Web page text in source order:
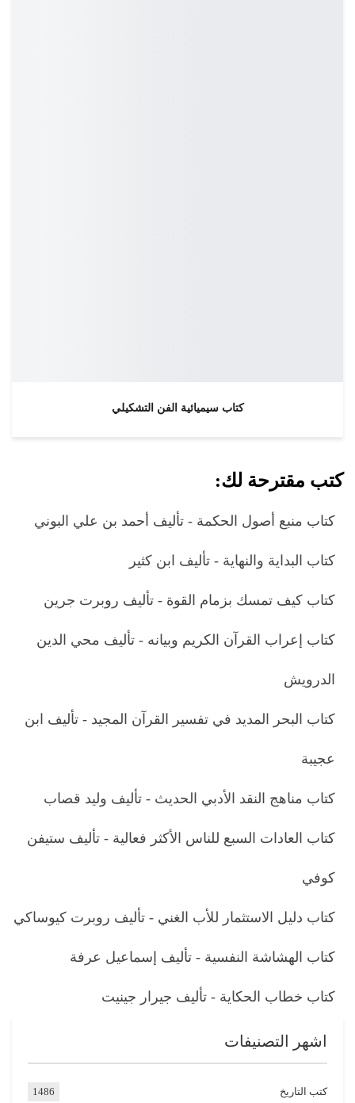
كتاب سيميائية الفن التشكيلي
كتب مقترحة لك:
كتاب منبع أصول الحكمة - تأليف أحمد بن علي البوني
كتاب البداية والنهاية - تأليف ابن كثير
كتاب كيف تمسك بزمام القوة - تأليف روبرت جرين
كتاب إعراب القرآن الكريم وبيانه - تأليف محي الدين
الدرويش
كتاب البحر المديد في تفسير القرآن المجيد - تأليف ابن
عجيبة
كتاب مناهج النقد الأدبي الحديث - تأليف وليد قصاب
كتاب العادات السبع للناس الأكثر فعالية - تأليف ستيفن
كوفي
كتاب دليل الاستثمار للأب الغني - تأليف روبرت كيوساكي
كتاب الهشاشة النفسية - تأليف إسماعيل عرفة
كتاب خطاب الحكاية - تأليف جيرار جينيت
اشهر التصنيفات
كتب التاريخ 1486